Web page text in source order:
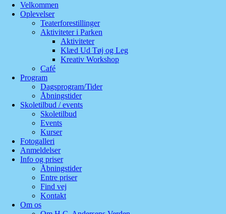
Velkommen
Oplevelser
Teaterforestillinger
Aktiviteter i Parken
Aktiviteter
Klæd Ud Tøj og Leg
Kreativ Workshop
Café
Program
Dagsprogram/Tider
Åbningstider
Skoletilbud / events
Skoletilbud
Events
Kurser
Fotogalleri
Anmeldelser
Info og priser
Åbningstider
Entre priser
Find vej
Kontakt
Om os